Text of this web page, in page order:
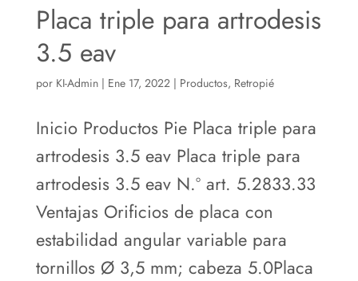
Placa triple para artrodesis
3.5 eav
por KI-Admin| Ene 17, 2022| Productos, Retropié
Inicio Productos Pie Placa triple para
artrodesis 3.5 eav Placa triple para
artrodesis 3.5 eav N.º art. 5.2833.33
Ventajas Orificios de placa con
estabilidad angular variable para
tornillos Ø 3,5 mm; cabeza 5.0Placa